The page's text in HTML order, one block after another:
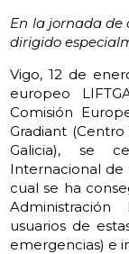
En la jornada de
dirigido
Vigo, 12 de
europeo
Comisión
Gradiant
Galicia), se
Internacional de
cual se ha
Administración
usuarios de
emergencias) e